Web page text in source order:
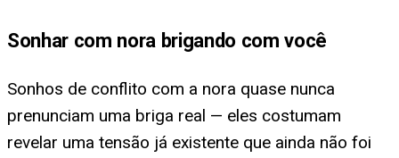
Sonhar com nora brigando com você
Sonhos de conflito com a nora quase nunca
prenunciam uma briga real — eles costumam
revelar uma tensão já existente que ainda não foi